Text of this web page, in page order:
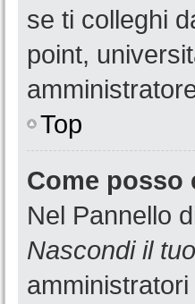
se ti colleghi
point,
Top
Come posso
Nel Pannello
Nascondi il